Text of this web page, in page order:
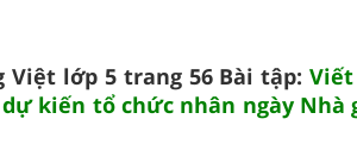
Việt lớp 5 trang 56 Bài tập:
kiến tổ chức nhân ngày Nhà